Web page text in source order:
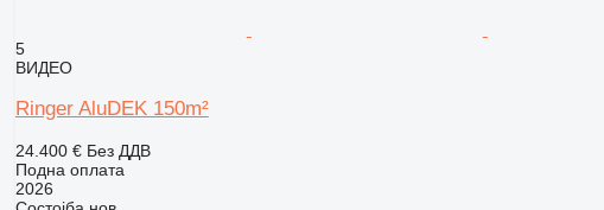
5
ВИДЕО
Ringer AluDEK 150m²
24.400 € Без ДДВ
Подна оплата
2026